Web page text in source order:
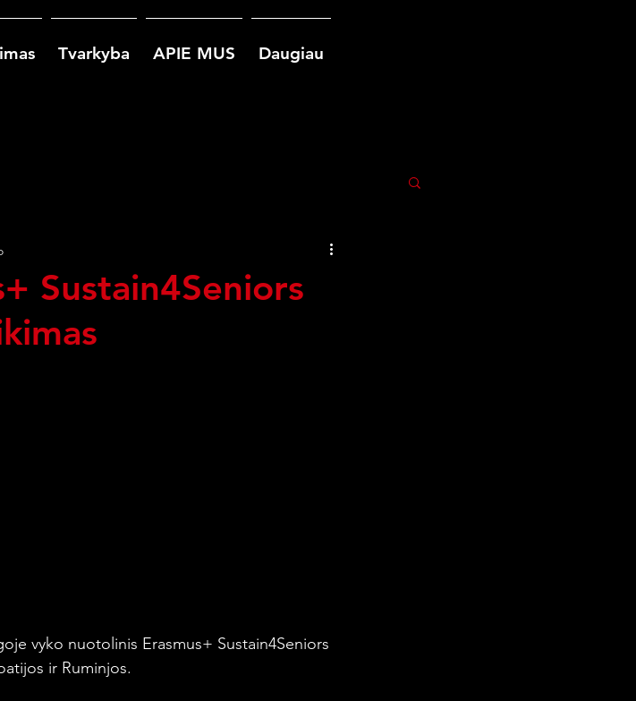
Tvarkyba APIE MUS Daugiau
Sustain4Seniors
vyko nuotolinis Erasmus+ Sustain4Seniors
ir Ruminjos.